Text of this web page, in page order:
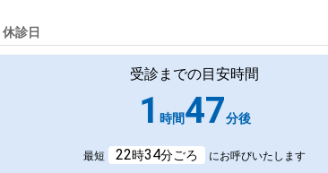
診日
受診までの目安時間
1 時間47分後
最短 22時34分ごろ にお呼びいたします